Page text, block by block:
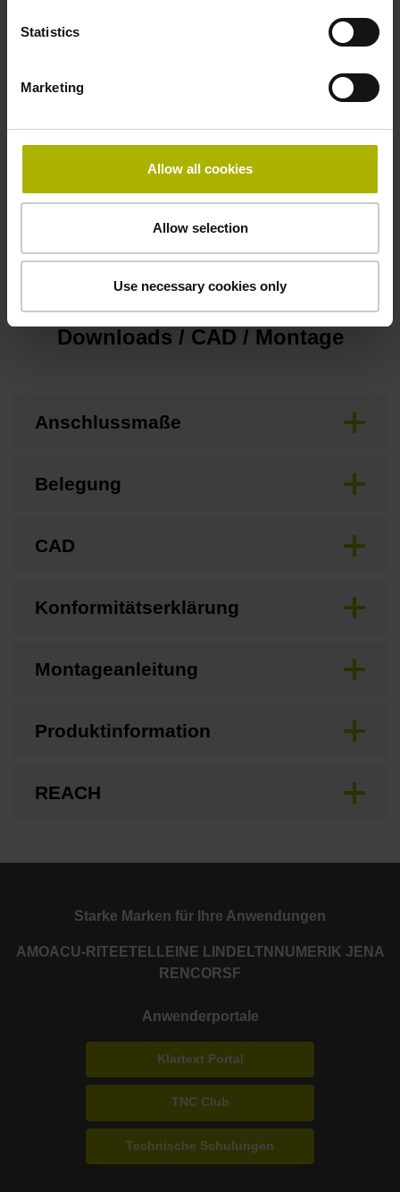
Statistics
Marketing
Allow all cookies
Allow selection
Use necessary cookies only
Sub-D Stecker, Kunststoffgehäuse metallisiert, 2-reihig, mit
D1345431
Downloads / CAD / Montage
Anschlussmaße
Belegung
CAD
Konformitätserklärung
Montageanleitung
Produktinformation
REACH
Starke Marken für Ihre Anwendungen
AMOACU-RITE ETEL LEINE LINDE LTN NUMERIK JENA
RENCORSF
Anwenderportale
Klartext Portal
TNC Club
Technische Schulungen